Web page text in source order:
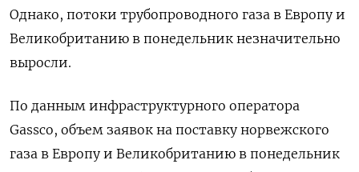
Однако, потоки трубопроводного газа в Европу и
Великобританию в понедельник незначительно
выросли.
По данным инфраструктурного оператора
Gassco, объем заявок на поставку норвежского
газа в Европу и Великобританию в понедельник